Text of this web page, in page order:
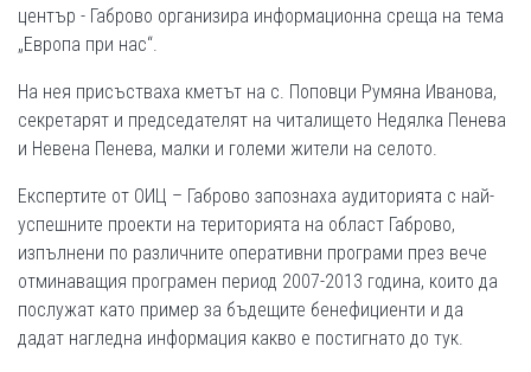
център - Габрово организира информационна среща на тема
„Европа при нас“.
На нея присъстваха кметът на с. Поповци Румяна Иванова,
секретарят и председателят на читалището Недялка Пенева
и Невена Пенева, малки и големи жители на селото.
Експертите от ОИЦ – Габрово запознаха аудиторията с най-
успешните проекти на територията на област Габрово,
изпълнени по различните оперативни програми през вече
отминаващия програмен период 2007-2013 година, които да
послужат като пример за бъдещите бенефициенти и да
дадат нагледна информация какво е постигнато до тук.